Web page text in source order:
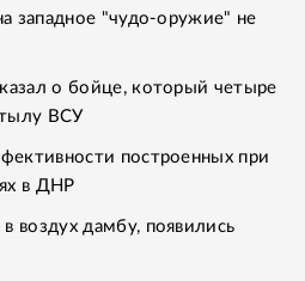
западное "чудо-оружие" не
о бойце, который четыре
тылу ВСУ
построенных при
в ДНР
воздух дамбу, появились